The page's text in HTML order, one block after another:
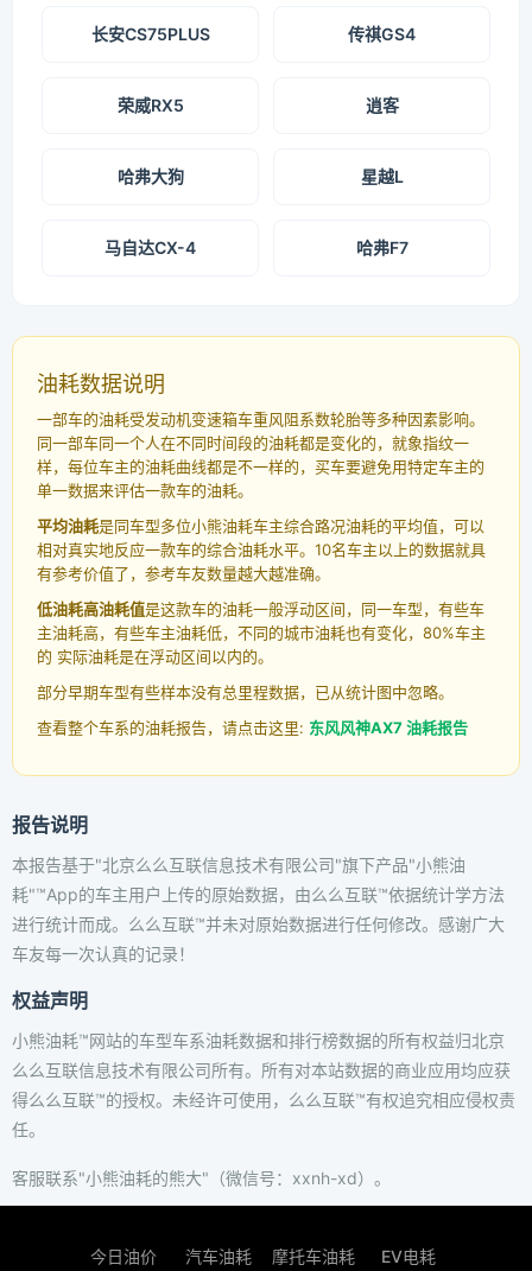
长安CS75PLUS 传祺GS4
荣威RX5 逍客
哈弗大狗 星越L
马自达CX-4 哈弗F7
油耗数据说明
一部车的油耗受发动机变速箱车重风阻系数轮胎等多种因素影响。
同一部车同一个人在不同时间段的油耗都是变化的，就象指纹一
样，每位车主的油耗曲线都是不一样的，买车要避免用特定车主的
单一数据来评估一款车的油耗。
平均油耗是同车型多位小熊油耗车主综合路况油耗的平均值，可以
相对真实地反应一款车的综合油耗水平。10名车主以上的数据就具
有参考价值了，参考车友数量越大越准确。
低油耗高油耗值是这款车的油耗一般浮动区间，同一车型，有些车
主油耗高，有些车主油耗低，不同的城市油耗也有变化，80%车主
的 实际油耗是在浮动区间以内的。
部分早期车型有些样本没有总里程数据，已从统计图中忽略。
查看整个车系的油耗报告，请点击这里: 东风风神AX7 油耗报告
报告说明
本报告基于"北京么么互联信息技术有限公司"旗下产品"小熊油
耗"™App的车主用户上传的原始数据，由么么互联™依据统计学方法
进行统计而成。么么互联™并未对原始数据进行任何修改。感谢广大
车友每一次认真的记录！
权益声明
小熊油耗™网站的车型车系油耗数据和排行榜数据的所有权益归北京
么么互联信息技术有限公司所有。所有对本站数据的商业应用均应获
得么么互联™的授权。未经许可使用，么么互联™有权追究相应侵权责
任。
客服联系"小熊油耗的熊大"（微信号：xxnh-xd）。
今日油价 汽车油耗 摩托车油耗 EV电耗